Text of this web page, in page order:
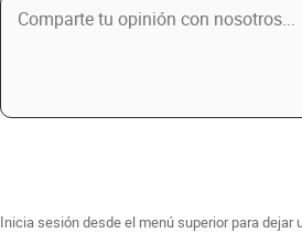
Inicia sesión desde el menú superior para dejar